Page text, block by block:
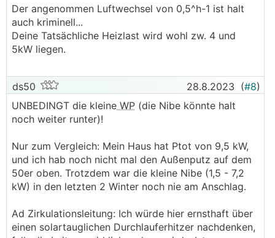
Der angenommen Luftwechsel von 0,5^h-1 ist halt
auch kriminell...
Deine Tatsächliche Heizlast wird wohl zw. 4 und
5kW liegen.
ds50 28.8.2023 (#8)
UNBEDINGT die kleine WP (die Nibe könnte halt
noch weiter runter)!
Nur zum Vergleich: Mein Haus hat Ptot von 9,5 kW,
und ich hab noch nicht mal den Außenputz auf dem
50er oben. Trotzdem war die kleine Nibe (1,5 - 7,2
kW) in den letzten 2 Winter noch nie am Anschlag.
Ad Zirkulationsleitung: Ich würde hier ernsthaft über
einen solartauglichen Durchlauferhitzer nachdenken,